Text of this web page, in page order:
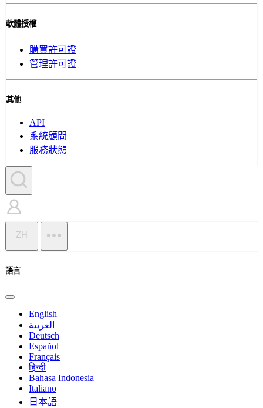
軟體授權
購買許可證
管理許可證
其他
API
系統顧問
服務狀態
ZH
語言
English
العربية
Deutsch
Español
Français
हिन्दी
Bahasa Indonesia
Italiano
日本語